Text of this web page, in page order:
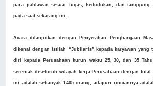
para pahlawan sesuai tugas, kedudukan, dan tanggung
pada saat sekarang ini.
Acara dilanjutkan dengan Penyerahan Penghargaan
dikenal dengan istilah “Jubilaris” kepada karyawan yang
diri kepada Perusahaan kurun waktu 25, 30, dan 35
serentak diseluruh wilayah kerja Perusahaan dengan total
ini adalah sebanyak 1405 orang, adapun rinciannya